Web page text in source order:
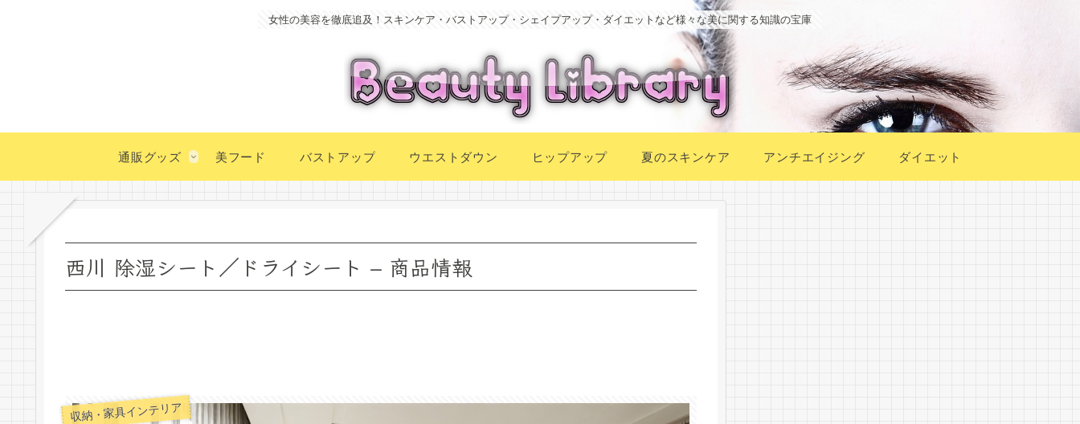
女性の美容を徹底追及！スキンケア・バストアップ・シェイプアップ・ダイエットなど様々な美に関する知識の宝庫
通販グッズ 美フード バストアップ ウエストダウン ヒップアップ 夏のスキンケア アンチエイジング ダイエット
西川 除湿シート／ドライシート – 商品情報
収納・家具インテリア